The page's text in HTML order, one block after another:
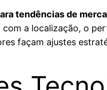
tendências de
a localização, o
façam ajustes